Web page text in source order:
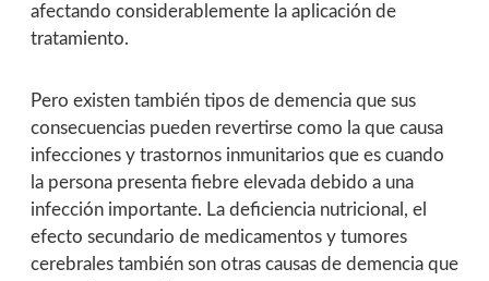
afectando considerablemente la aplicación de
tratamiento.
Pero existen también tipos de demencia que sus
consecuencias pueden revertirse como la que causa
infecciones y trastornos inmunitarios que es cuando
la persona presenta fiebre elevada debido a una
infección importante. La deficiencia nutricional, el
efecto secundario de medicamentos y tumores
cerebrales también son otras causas de demencia que